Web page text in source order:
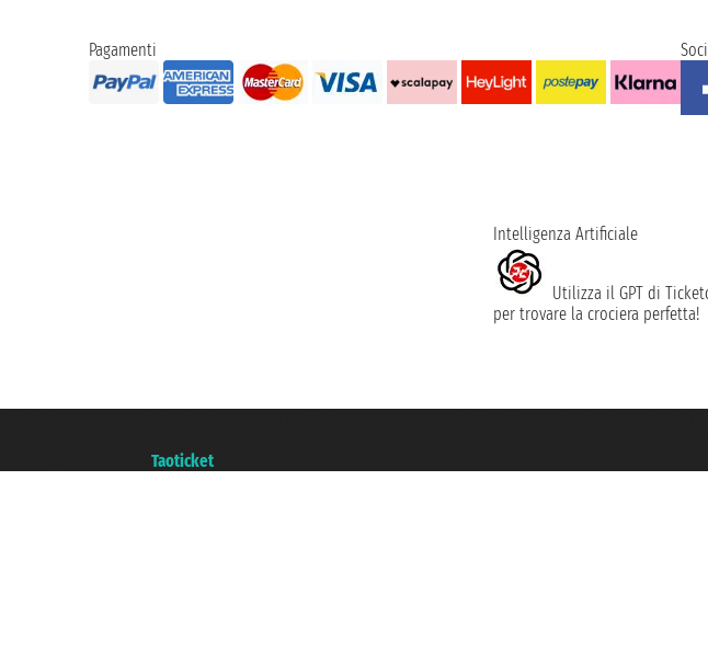
Pagamenti
Intelligenza Artificiale
Utilizza il GPT di
per trovare la crociera perfetta!
Taoticket